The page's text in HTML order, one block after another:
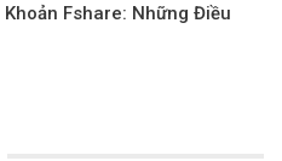
Fshare: Những Điều